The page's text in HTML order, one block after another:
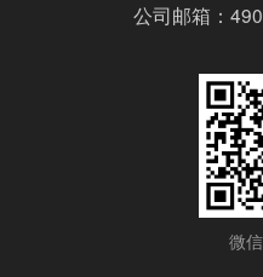
公司邮箱：
微